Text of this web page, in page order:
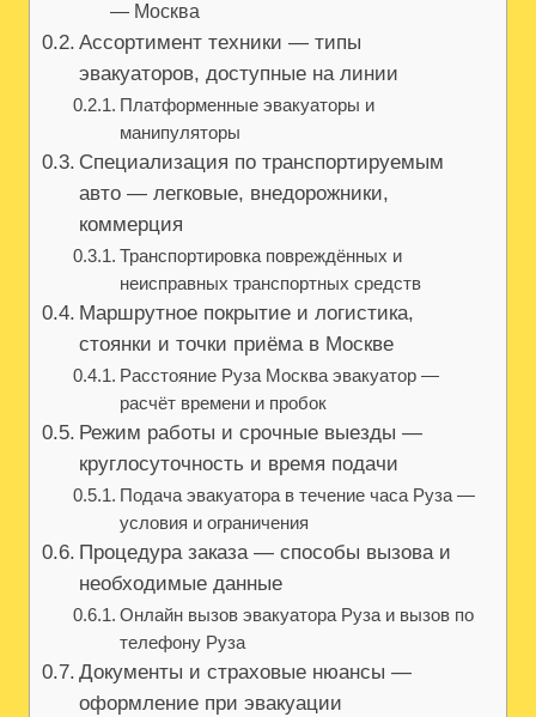
— Москва
Ассортимент техники — типы
эвакуаторов, доступные на линии
Платформенные эвакуаторы и
манипуляторы
Специализация по транспортируемым
авто — легковые, внедорожники,
коммерция
Транспортировка повреждённых и
неисправных транспортных средств
Маршрутное покрытие и логистика,
стоянки и точки приёма в Москве
Расстояние Руза Москва эвакуатор —
расчёт времени и пробок
Режим работы и срочные выезды —
круглосуточность и время подачи
Подача эвакуатора в течение часа Руза —
условия и ограничения
Процедура заказа — способы вызова и
необходимые данные
Онлайн вызов эвакуатора Руза и вызов по
телефону Руза
Документы и страховые нюансы —
оформление при эвакуации